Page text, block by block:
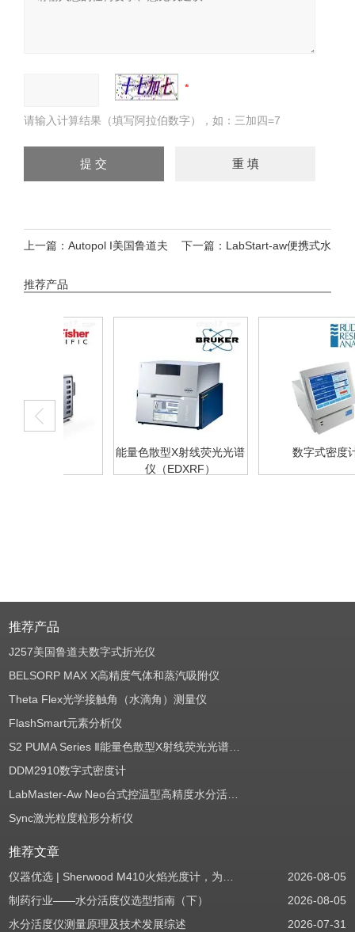
请输入计算结果（填写阿拉伯数字），如：三加四=7
上一篇： Autopol I美国鲁道夫
公司旋光仪
下一篇： LabStart-aw便携式水
推荐产品
能量色散型X射线荧光光谱
仪（EDXRF）
数字式密度计
推荐产品
J257美国鲁道夫数字式折光仪
BELSORP MAX X高精度气体和蒸汽吸附仪
Theta Flex光学接触角（水滴角）测量仪
FlashSmart元素分析仪
S2 PUMA Series Ⅱ能量色散型X射线荧光光谱仪（EDXRF）
DDM2910数字式密度计
LabMaster-Aw Neo台式控温型高精度水分活度测定仪
Sync激光粒度粒形分析仪
推荐文章
仪器优选 | Sherwood M410火焰光度计，为用户检测提供值得信赖的基准方案
2026-08-05
制药行业——水分活度仪选型指南（下）
2026-08-05
水分活度仪测量原理及技术发展综述
2026-07-31